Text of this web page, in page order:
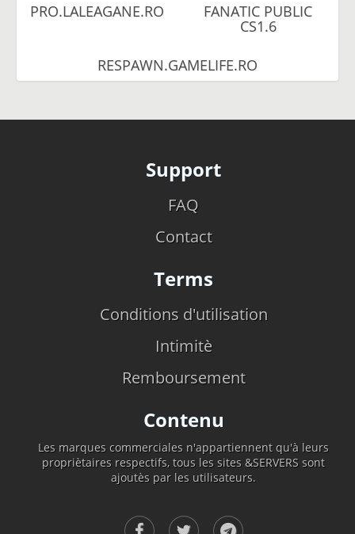
PRO.LALEAGANE.RO
FANATIC PUBLIC
CS1.6
RESPAWN.GAMELIFE.RO
Support
FAQ
Contact
Terms
Conditions d'utilisation
Intimitè
Remboursement
Contenu
Les marques commerciales n'appartiennent qu'à leurs
propriètaires respectifs, tous les sites &SERVERS sont
ajoutès par les utilisateurs.